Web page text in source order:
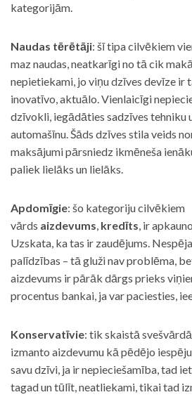
kategorijām.
Naudas tērētāji: šī tipa cilvēkiem
maz naudas, neatkarīgi no tā cik
nepietiekami, jo viņu dzīves devīze ir
inovatīvo, aktuālo. Vienlaicīgi
dzīvokli, iegādāties sadzīves tehniku
automašīnu. Šāds dzīves stila veids
maksājumi pārsniedz ikmēneša
paliek lielāks un lielāks.
Apdomīgie: šo kategoriju cilvēkiem
vārds aizdevums, kredīts, ir
Uzskata, ka tas ir zaudējums.
palīdzības – tā gluži nav problēma,
aizdevums ir pārāk dārgs prieks
procentus bankai, ja var paciesties,
Konservatīvie: tik skaistā
izmanto aizdevumu kā pēdējo
savu dzīvi, ja ir nepieciešamība, tad
tagad un tūlīt, neatliekami, tikai tad